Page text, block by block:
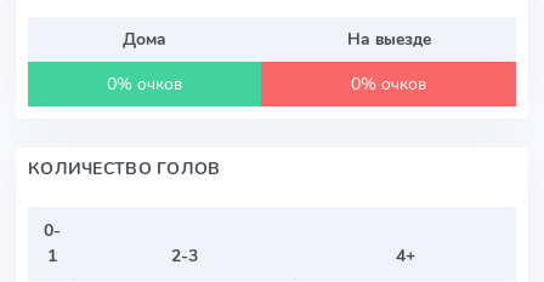
Дома
На выезде
0% очков
0% очков
КОЛИЧЕСТВО ГОЛОВ
0-
1
2-3
4+